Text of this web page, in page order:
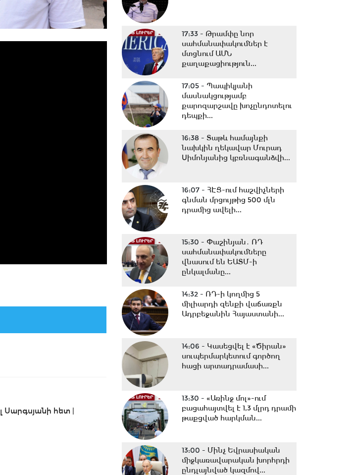
Սարգսյանի հետ |
17:33 - Թրամփը նոր
սահմանափակումներ է
մտցնում ԱՄՆ
քաղաքացիություն...
17:05 - Պապիկյանի
մասնակցությամբ
քարոզարշավը խոչընդոտելու
դեպքի...
16:38 - Տաթև համայնքի
նախկին ղեկավար Մուրադ
Սիմոնյանից կբռնագանձվի...
16:07 - ՀԷՑ-ում հաշվիչների
գնման մրցույթից 500 մլն
դրամից ավելի...
15:30 - Փաշինյան․ ՌԴ
սահմանափակումները
վնասում են ԵԱՏՄ-ի
ընկալմանը...
14:32 - ՌԴ-ի կողմից 5
միլիարդի զենքի վաճառքն
Ադրբեջանին Հայաստանի...
14:06 - Կասեցվել է «Ծիրան»
սուպերմարկետում գործող
հացի արտադրամասի...
13:30 - «Առինջ մոլ»-ում
բացահայտվել է 1,3 մլրդ դրամի
թաքցված հարկման...
13:00 - Մինչ Եվրասիական
միջկառավարական խորհրդի
ընդլայնված կազմով...